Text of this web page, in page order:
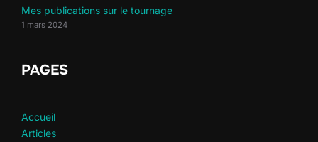
Mes publications sur le tournage
1 mars 2024
PAGES
Accueil
Articles